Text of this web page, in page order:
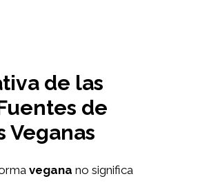
de las
de
Veganas
vegana no significa